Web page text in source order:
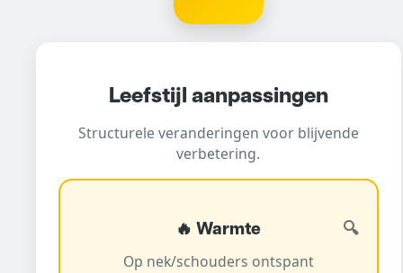
Leefstijl aanpassingen
Structurele veranderingen voor blijvende
verbetering.
🔥 Warmte
Op nek/schouders ontspant